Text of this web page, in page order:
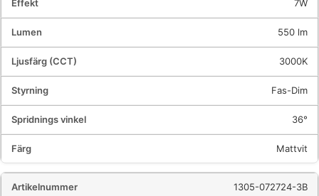
7W
550 lm
3000K
Fas-Dim
36°
Mattvit
1305-072724-3B